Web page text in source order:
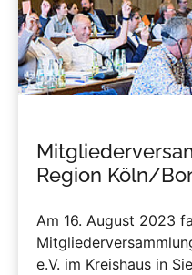
Region Köln/
Am 16. August 2023
e.V. im Kreishaus in